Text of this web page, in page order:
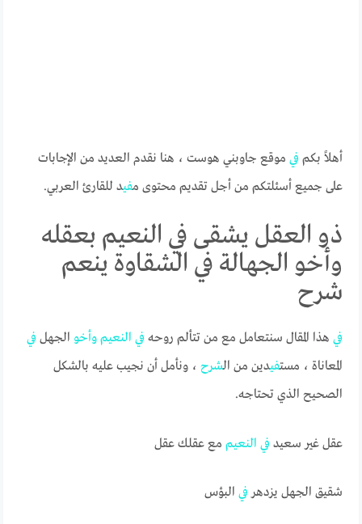
أهلاً بكمفي موقع جاوبني هوست ، هنا نقدم العديد من الإجابات
على جميع أسئلتكم من أجل تقديم محتوى مفيد للقارئ العربي.
ذو العقل يشقى في النعيم بعقله
وأخو الجهالة في الشقاوة ينعم
شرح
في هذا المقال سنتعامل مع من تتألم روحهفي النعيم وأخو الجهلفي
المعاناة ، مستفيدين من الشرح ، ونأمل أن نجيب عليه بالشكل
الصحيح الذي تحتاجه.
عقل غير سعيدفي النعيم مع عقلك عقل
شقيق الجهل يزدهرفي البؤس